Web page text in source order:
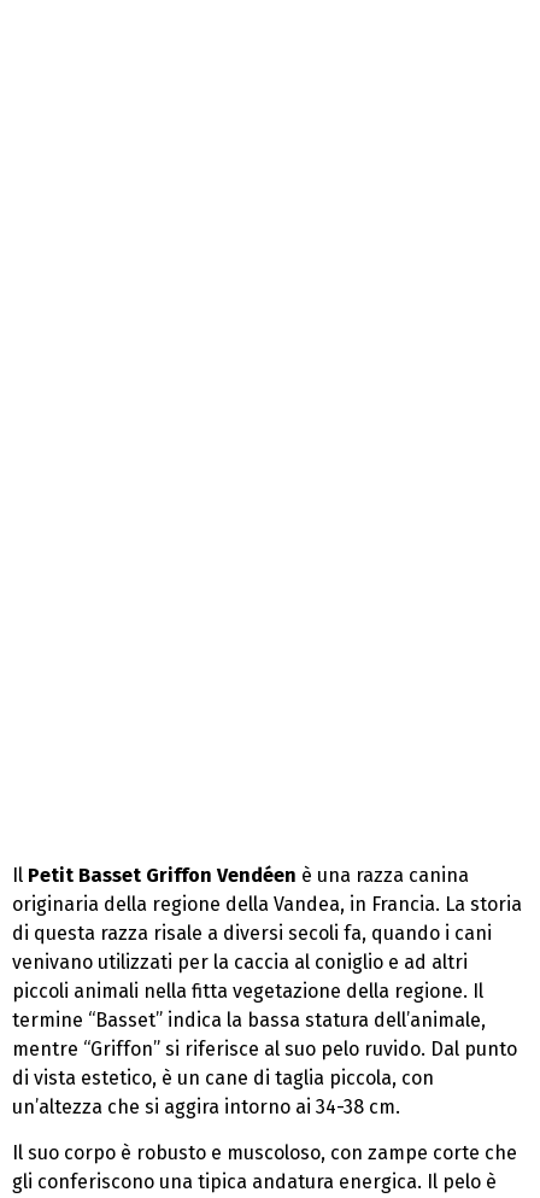
Il Petit Basset Griffon Vendéen è una razza canina
originaria della regione della Vandea, in Francia. La storia
di questa razza risale a diversi secoli fa, quando i cani
venivano utilizzati per la caccia al coniglio e ad altri
piccoli animali nella fitta vegetazione della regione. Il
termine “Basset” indica la bassa statura dell’animale,
mentre “Griffon” si riferisce al suo pelo ruvido. Dal punto
di vista estetico, è un cane di taglia piccola, con
un’altezza che si aggira intorno ai 34-38 cm.
Il suo corpo è robusto e muscoloso, con zampe corte che
gli conferiscono una tipica andatura energica. Il pelo è